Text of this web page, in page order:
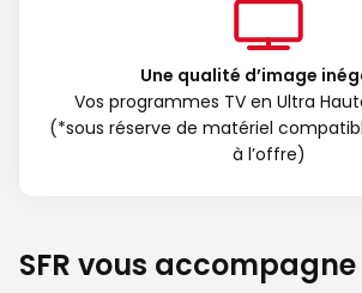
Une qualité d’image
Vos programmes TV en Ultra
(*sous réserve de matériel
à l’offre)
SFR vous accompagne